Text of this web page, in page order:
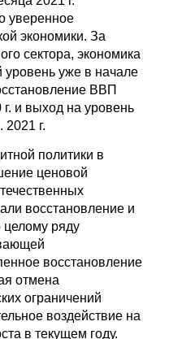
политика и
уверенное
экономики. За
сектора, экономика
уже в начале
ВВП
и выход на уровень
2021 г.
политики в
ценовой
восстановление и
ряду
восстановление
отмена
ограничений
воздействие на
в текущем году.